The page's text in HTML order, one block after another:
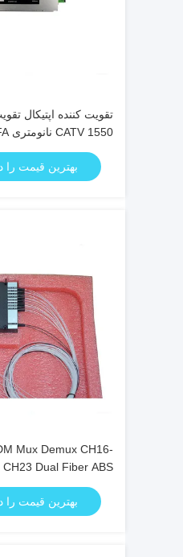
تقویت کننده اپتیکال
CATV 1550 نانومتری EDFA
بهترین قیمت را
Demux
بهترین قیمت را